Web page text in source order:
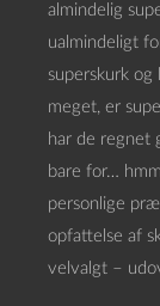
almindelig
ualmindeligt
superskurk
meget, er
har de regnet
bare for…
personlige
opfattelse af
velvalgt –